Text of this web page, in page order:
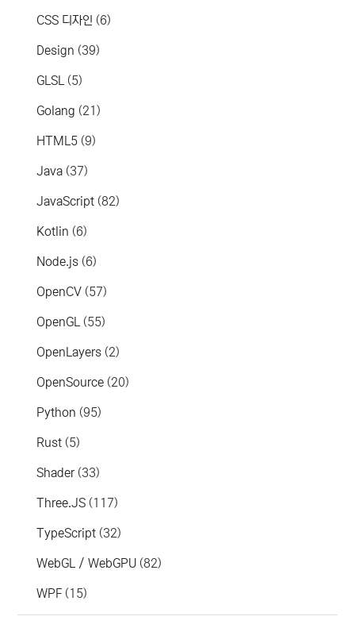
CSS 디자인 (6)
Design (39)
GLSL (5)
Golang (21)
HTML5 (9)
Java (37)
JavaScript (82)
Kotlin (6)
Node.js (6)
OpenCV (57)
OpenGL (55)
OpenLayers (2)
OpenSource (20)
Python (95)
Rust (5)
Shader(33)
Three.JS (117)
TypeScript (32)
WebGL / WebGPU (82)
WPF (15)